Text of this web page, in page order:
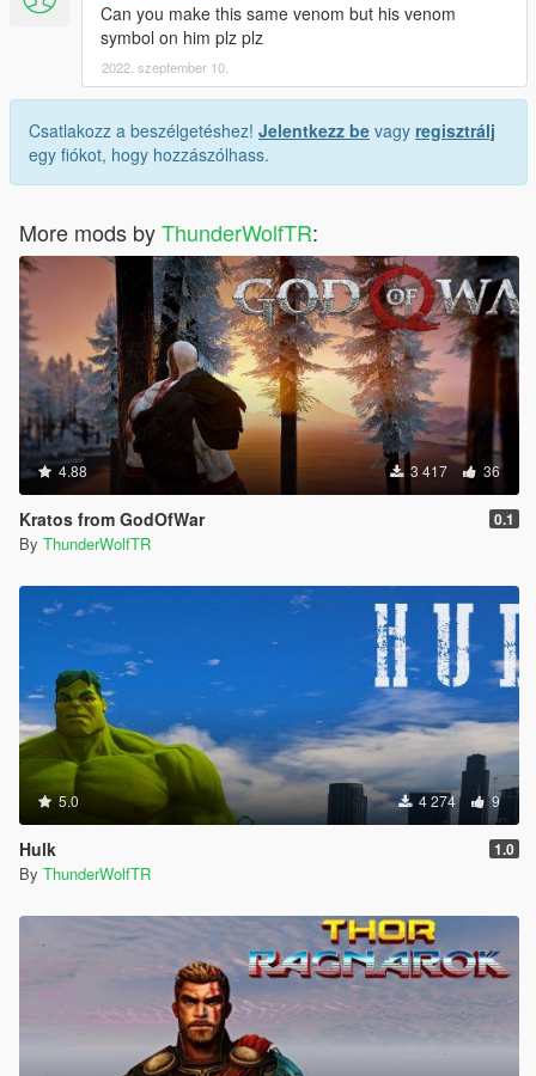
Can you make this same venom but his venom
symbol on him plz plz
2022. szeptember 10.
Csatlakozz a beszélgetéshez! Jelentkezz be vagy regisztrálj
egy fiókot, hogy hozzászólhass.
More mods byThunderWolfTR:
4.88 3 417 36
Kratos from GodOfWar 0.1
By ThunderWolfTR
5.0 4 274 9
Hulk 1.0
By ThunderWolfTR